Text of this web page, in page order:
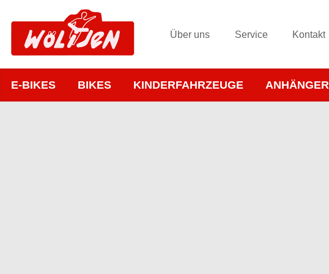
Über uns Service Kontakt
E-BIKES BIKES KINDERFAHRZEUGE ANHÄNGER